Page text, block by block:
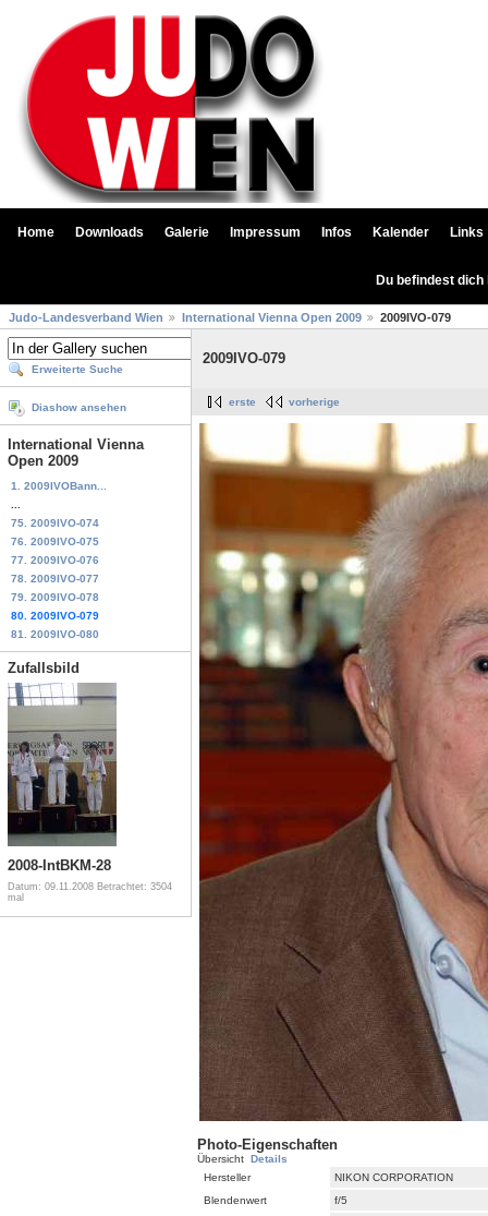
Home Downloads Galerie Impressum Infos Kalender Links
Du befindest
Judo-Landesverband Wien International Vienna Open 2009 2009IVO-079
Erweiterte Suche
Diashow ansehen
International Vienna
Open 2009
1. 2009IVOBann...
75. 2009IVO-074
76. 2009IVO-075
77. 2009IVO-076
78. 2009IVO-077
79. 2009IVO-078
80. 2009IVO-079
81. 2009IVO-080
Zufallsbild
2008-IntBKM-28
Datum: 09.11.2008 Betrachtet: 3504
mal
2009IVO-079
erste vorherige
Photo-Eigenschaften
Übersicht Details
Hersteller
NIKON CORPORATION
Blendenwert
f/5